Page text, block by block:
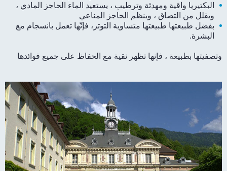
البكتيريا واقية ومهدئة وترطيب ، يستعيد الماء الحاجز المادي ،
ويقلل من التصاق ، وينظم الحاجز المناعي
بفضل طبيعتها طبيعتها متساوية التوتر، فإنّها تعمل بانسجام مع
البشرة.
وتصفيتها بطبيعة ، فإنها تظهر نقية مع الحفاظ على جميع فوائدها